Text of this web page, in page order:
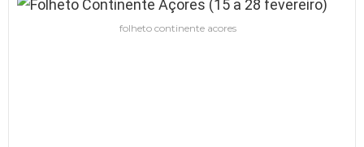
folheto continente acores